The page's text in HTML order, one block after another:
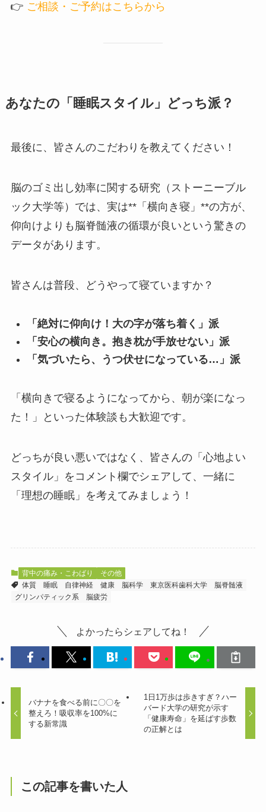
👉 ご相談・ご予約はこちらから
あなたの「睡眠スタイル」どっち派？
最後に、皆さんのこだわりを教えてください！
脳のゴミ出し効率に関する研究（ストーニーブル
ック大学等）では、実は**「横向き寝」**の方が、
仰向けよりも脳脊髄液の循環が良いという驚きの
データがあります。
皆さんは普段、どうやって寝ていますか？
「絶対に仰向け！大の字が落ち着く」派
「安心の横向き。抱き枕が手放せない」派
「気づいたら、うつ伏せになっている…」派
「横向きで寝るようになってから、朝が楽になっ
た！」といった体験談も大歓迎です。
どっちが良い悪いではなく、皆さんの「心地よい
スタイル」をコメント欄でシェアして、一緒に
「理想の睡眠」を考えてみましょう！
背中の痛み・こわばり
その他
体質
睡眠 自律神経 健康 脳科学 東京医科歯科大学
脳脊髄液
グリンパティック系
脳疲労
よかったらシェアしてね！
バナナを食べる前に〇〇を
整えろ！吸収率を100%に
する新常識
1日1万歩は歩きすぎ？ハー
バード大学の研究が示す
「健康寿命」を延ばす歩数
の正解とは
この記事を書いた人